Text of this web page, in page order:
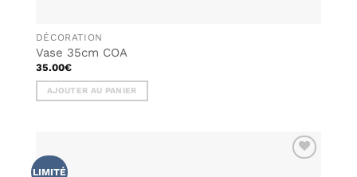
DÉCORATION
Vase 35cm COA
35.00€
AJOUTER AU PANIER
LIMITÉ